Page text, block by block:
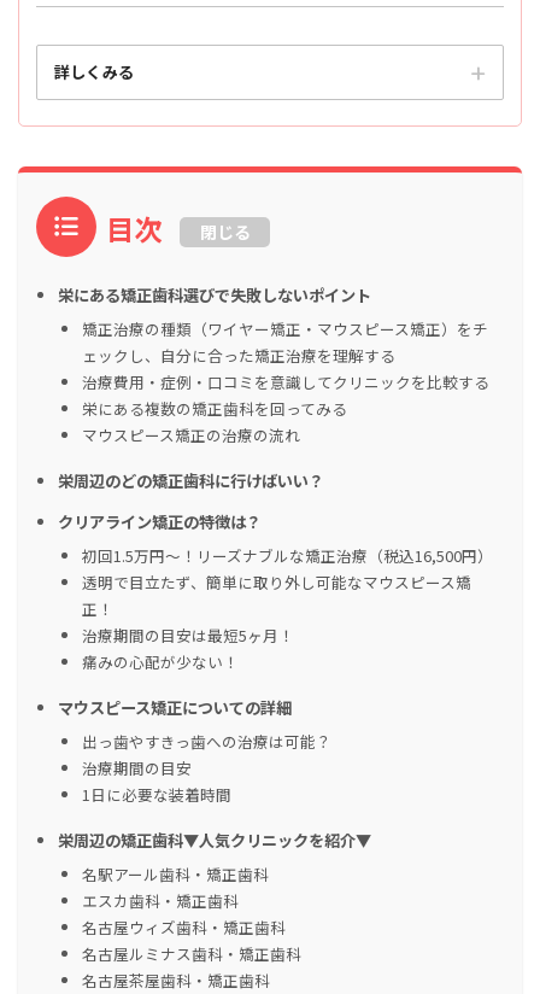
詳しくみる
目次 閉じる
栄にある矯正歯科選びで失敗しないポイント
矯正治療の種類（ワイヤー矯正・マウスピース矯正）をチ
ェックし、自分に合った矯正治療を理解する
治療費用・症例・口コミを意識してクリニックを比較する
栄にある複数の矯正歯科を回ってみる
マウスピース矯正の治療の流れ
栄周辺のどの矯正歯科に行けばいい？
クリアライン矯正の特徴は？
初回1.5万円〜！リーズナブルな矯正治療（税込16,500円）
透明で目立たず、簡単に取り外し可能なマウスピース矯
正！
治療期間の目安は最短5ヶ月！
痛みの心配が少ない！
マウスピース矯正についての詳細
出っ歯やすきっ歯への治療は可能？
治療期間の目安
1日に必要な装着時間
栄周辺の矯正歯科▼人気クリニックを紹介▼
名駅アール歯科・矯正歯科
エスカ歯科・矯正歯科
名古屋ウィズ歯科・矯正歯科
名古屋ルミナス歯科・矯正歯科
名古屋茶屋歯科・矯正歯科